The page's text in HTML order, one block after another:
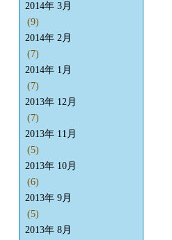
2014年 3月
(9)
2014年 2月
(7)
2014年 1月
(7)
2013年 12月
(7)
2013年 11月
(5)
2013年 10月
(6)
2013年 9月
(5)
2013年 8月